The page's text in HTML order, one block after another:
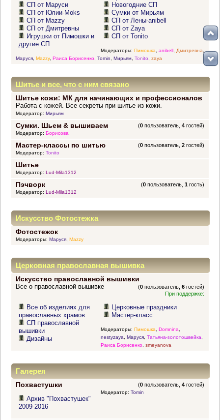
СП от Маруси
СП от Юлии-Moks
СП от Mazzy
СП от Дмитревны
Игрушки от Пимошки и
другие СП
Новогодние СП
Сумки от Мирьям
СП от Лены-anibell
СП от Zaya
СП от Tonito
Модераторы: Пимошка anibell, Дмитревна
Маруся, Mazzy, Раиса Борисенко, Tomin Мирьям, Tonito zaya
Шитье и все, что с ним связано
Шитье кожи: МК для начинающих и профессионалов
Работа с кожей. Все секреты при шитье из кожи.
Модератор: Мирьям
Сумки. Шьем & вышиваем (0 пользователь,4 гостей)
Модератор: Борисова
Мастер-классы по шитью (0 пользователь,2 гостей)
Модератор: Tonito
Шитье
Модератор: Lud-Mila1312
Пэчворк (0 пользователь,1 гость)
Модератор: Lud-Mila1312
Искусство Фотостежка
Фотостежок
Модераторы: Маруся, Mazzy
Церковная православная вышивка
Искусство православной вышивки
(0 пользователь,6 гостей)
Все о православной вышивке
При поддержке:
Все об изделиях для
православных храмов
СП православной
вышивки
Дизайны
Церковные праздники
Мастер-класс
Модераторы: Пимошка Domnina
nestyzaya
Маруся, Татьяна-золотошвейка
Раиса Борисенко, smeyanova
Галерея
Похвастушки (0 пользователь,4 гостей)
Архив "Похвастушек"
2009-2016
Модератор: Tomin